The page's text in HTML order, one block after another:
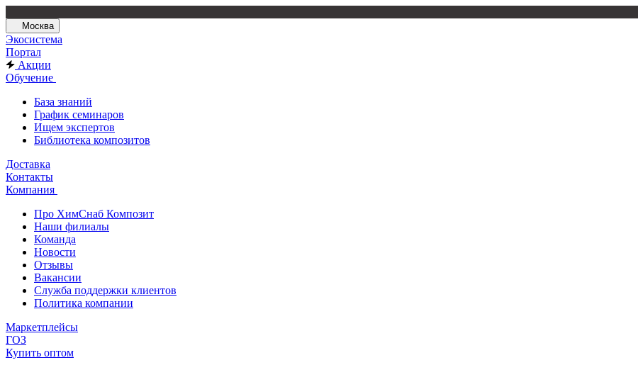
Москва
Экосистема
Портал
Акции
Обучение
База знаний
График семинаров
Ищем экспертов
Библиотека композитов
Доставка
Контакты
Компания
Про ХимСнаб Композит
Наши филиалы
Команда
Новости
Отзывы
Вакансии
Служба поддержки клиентов
Политика компании
Маркетплейсы
ГОЗ
Купить оптом